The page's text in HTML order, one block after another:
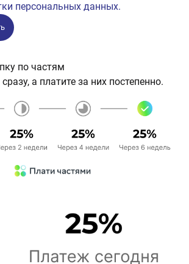
персональных данных.
по частям
а платите за них постепенно.